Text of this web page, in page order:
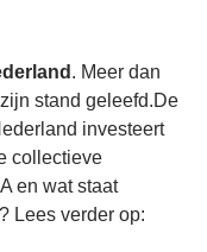
. Meer dan
stand geleefd.De
investeert
collectieve
en wat staat
Lees verder op: